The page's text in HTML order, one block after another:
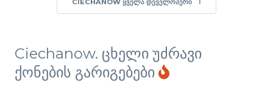
CIECHANOW ᲧᲕᲔᲚᲐ ᲓᲔᲕᲔᲚᲝᲞᲔᲠᲘ 1
Ciechanow. ცხელი უძრავი
ქონების გარიგებები